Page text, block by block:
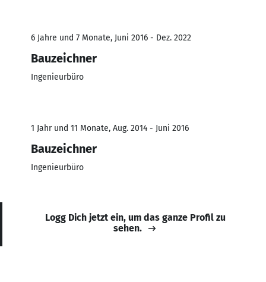
6 Jahre und 7 Monate, Juni 2016 - Dez. 2022
Bauzeichner
Ingenieurbüro
1 Jahr und 11 Monate, Aug. 2014 - Juni 2016
Bauzeichner
Ingenieurbüro
Logg Dich jetzt ein, um das ganze Profil zu
sehen.